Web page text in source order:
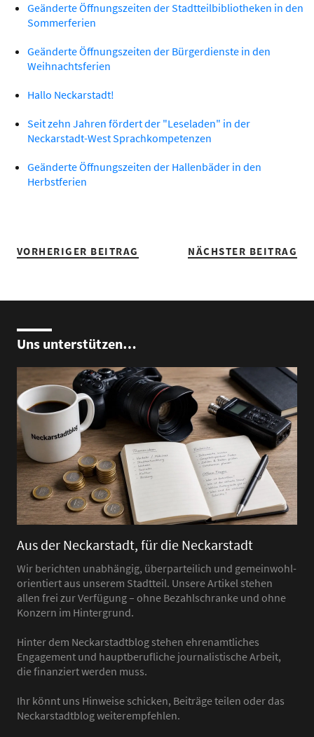
Geänderte Öffnungszeiten der Stadtteilbibliotheken in den
Sommerferien
Geänderte Öffnungszeiten der Bürgerdienste in den
Weihnachtsferien
Hallo Neckarstadt!
Seit zehn Jahren fördert der "Leseladen" in der
Neckarstadt-West Sprachkompetenzen
Geänderte Öffnungszeiten der Hallenbäder in den
Herbstferien
VORHERIGER BEITRAG NÄCHSTER BEITRAG
Uns unterstützen…
Aus der Neckarstadt, für die Neckarstadt
Wir berichten unabhängig, überparteilich und gemeinwohl-
orientiert aus unserem Stadtteil. Unsere Artikel stehen
allen frei zur Verfügung – ohne Bezahlschranke und ohne
Konzern im Hintergrund.
Hinter dem Neckarstadtblog stehen ehrenamtliches
Engagement und hauptberufliche journalistische Arbeit,
die finanziert werden muss.
Ihr könnt uns Hinweise schicken, Beiträge teilen oder das
Neckarstadtblog weiterempfehlen.